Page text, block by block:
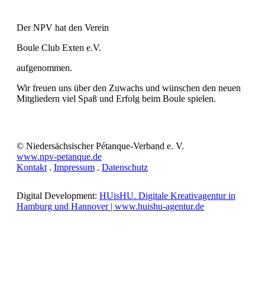
Der NPV hat den Verein
Boule Club Exten e.V.
aufgenommen.
Wir freuen uns über den Zuwachs und wünschen den neuen
Mitgliedern viel Spaß und Erfolg beim Boule spielen.
© Niedersächsischer Pétanque-Verband e. V.
www.npv-petanque.de
Kontakt . Impressum . Datenschutz
Digital Development: HUisHU. Digitale Kreativagentur in
Hamburg und Hannover | www.huishu-agentur.de